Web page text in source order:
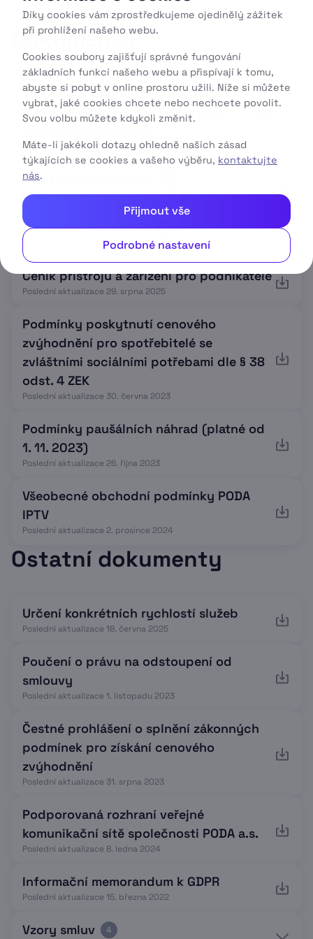
Dokumenty
Všeobecné podmínky poskytování
služeb elektronických komunikací
Poslední aktualizace 1. listopadu 2023
Ceník pro domácnosti
Poslední aktualizace 29. června 2026
Archiv ceníku – UNET
59
Poslední aktualizace 17. září 2018
Ceník přístrojů a zařízení pro podnikatele
Poslední aktualizace 29. srpna 2025
Podmínky poskytnutí cenového
zvýhodnění pro spotřebitelé se
zvláštními sociálními potřebami dle § 38
odst. 4 ZEK
Poslední aktualizace 30. června 2023
Podmínky paušálních náhrad (platné od
1. 11. 2023)
Poslední aktualizace 26. října 2023
Všeobecné obchodní podmínky PODA
IPTV
Poslední aktualizace 2. prosince 2024
Ostatní dokumenty
Určení konkrétních rychlostí služeb
Poslední aktualizace 18. června 2025
Poučení o právu na odstoupení od
smlouvy
Poslední aktualizace 1. listopadu 2023
Čestné prohlášení o splnění zákonných
podmínek pro získání cenového
zvýhodnění
Poslední aktualizace 31. srpna 2023
Podporovaná rozhraní veřejné
komunikační sítě společnosti PODA a.s.
Poslední aktualizace 8. ledna 2024
Informační memorandum k GDPR
Poslední aktualizace 15. března 2022
Vzory smluv 4
Díky cookies vám zprostředkujeme ojedinělý zážitek
při prohlížení našeho webu.
Cookies soubory zajišťují správné fungování
základních funkcí našeho webu a přispívají k tomu,
abyste si pobyt v online prostoru užili. Níže si můžete
vybrat, jaké cookies chcete nebo nechcete povolit.
Svou volbu můžete kdykoli změnit.
Máte-li jakékoli dotazy ohledně našich zásad
týkajících se cookies a vašeho výběru, kontaktujte
nás.
Přijmout vše
Podrobné nastavení